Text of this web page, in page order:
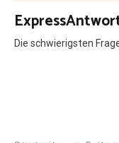
Zum
Inhalt
springen
Die schwierigsten